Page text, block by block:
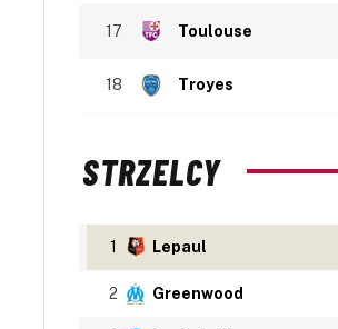
17 Toulouse
18 Troyes
STRZELCY
1 Lepaul
2 Greenwood